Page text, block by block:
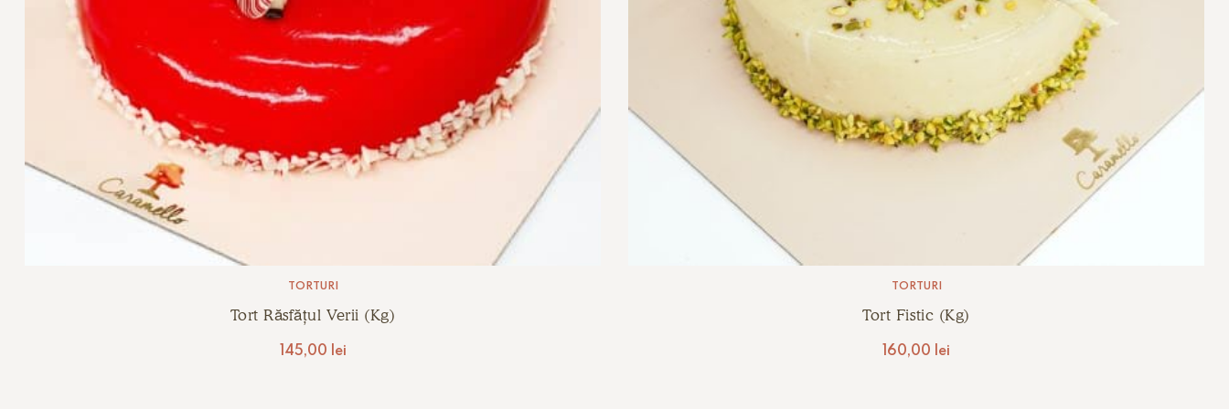
TORTURI
Tort Răsfățul Verii (kg)
145,00 lei
TORTURI
Tort Fistic (kg)
160,00 lei